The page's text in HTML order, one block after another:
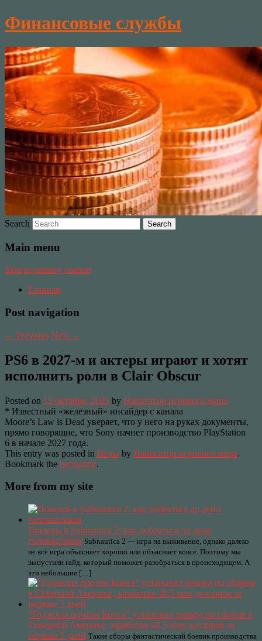
Финансовые службы
Search
Main menu
Skip to primary content
Главная
Post navigation
← Previous Next →
PS6 в 2027-м и актеры играют и хотят
исполнить роли в Clair Obscur
Posted on 15 октября, 2025 by Навигатор игрового мира
* Известный «железный» инсайдер с канала
Moore’s Law is Dead уверяет, что у него на руках документы,
прямо говорящие, что Sony начнет производство PlayStation
6 в начале 2027 года.
This entry was posted in Игры by Навигатор игрового мира.
Bookmark the permalink.
More from my site
Помощь в Subnautica 2: как добраться до депо
головастиков Subnautica 2 — игра на выживание, однако далеко
не всё игра объясняет хорошо или объясняет вовсе. Поэтому мы
выпустили гайд, который поможет разобраться в происходящем. А
эти небольшие […]
“Годзилла против Конга” установил рекорд по сборам в
Северной Америке, заработав 48,5 млн долларов за
первые 5 дней Такие сборы фантастический боевик производства